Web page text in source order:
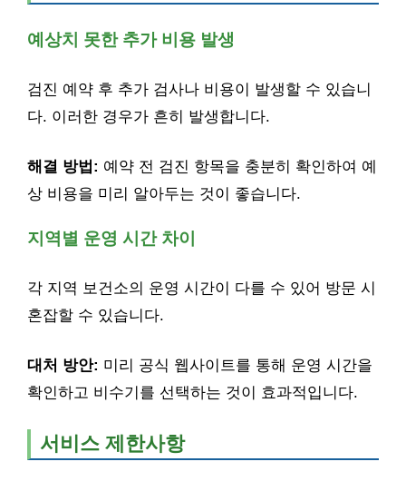
예상치 못한 추가 비용 발생
검진 예약 후 추가 검사나 비용이 발생할 수 있습니
다. 이러한 경우가 흔히 발생합니다.
해결 방법: 예약 전 검진 항목을 충분히 확인하여 예
상 비용을 미리 알아두는 것이 좋습니다.
지역별 운영 시간 차이
각 지역 보건소의 운영 시간이 다를 수 있어 방문 시
혼잡할 수 있습니다.
대처 방안: 미리 공식 웹사이트를 통해 운영 시간을
확인하고 비수기를 선택하는 것이 효과적입니다.
서비스 제한사항